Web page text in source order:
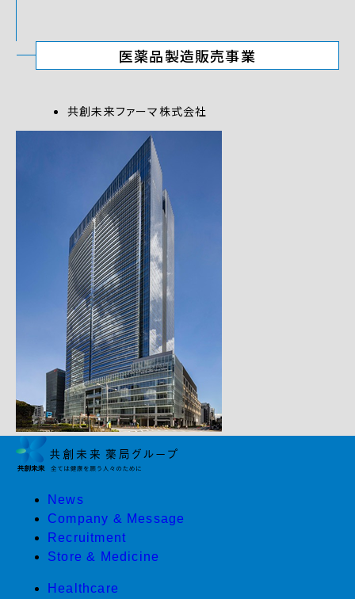
医薬品製造販売事業
共創未来ファーマ株式会社
News
Company & Message
Recruitment
Store & Medicine
Healthcare